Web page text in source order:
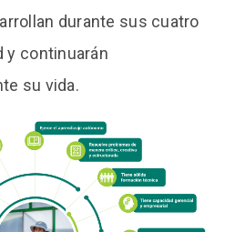
durante sus cuatro
y continuarán
su vida.